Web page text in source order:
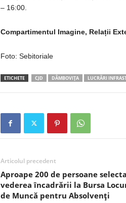
– 16:00.
Compartimentul Imagine, Relații
Foto: Sebitoriale
ETICHETE CJD DÂMBOVIȚA LUCRĂRI
Articolul precedent
Aproape 200 de persoane
vederea încadrării la Bursa
de Muncă pentru Absolvenți